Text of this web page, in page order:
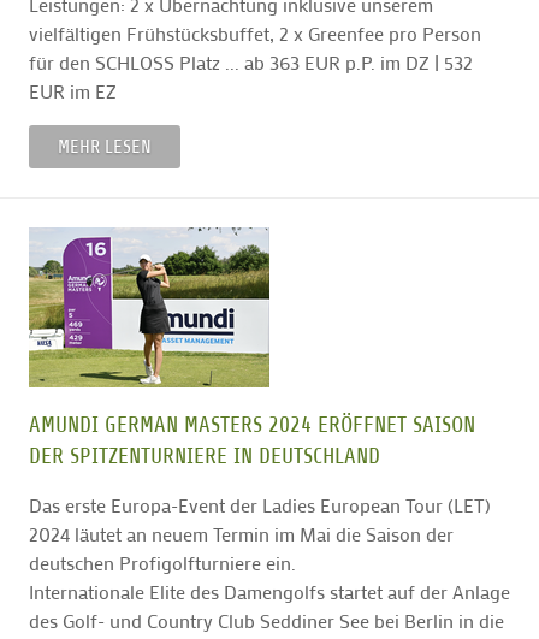
vielfältigen Frühstücksbuffet, 2 x Greenfee pro Person
für den SCHLOSS Platz ... ab 363 EUR p.P. im DZ | 532
EUR im EZ
MEHR LESEN
AMUNDI GERMAN MASTERS 2024 ERÖFFNET SAISON
DER SPITZENTURNIERE IN DEUTSCHLAND
Das erste Europa-Event der Ladies European Tour (LET)
2024 läutet an neuem Termin im Mai die Saison der
deutschen Profigolfturniere ein.
Internationale Elite des Damengolfs startet auf der Anlage
des Golf- und Country Club Seddiner See bei Berlin in die